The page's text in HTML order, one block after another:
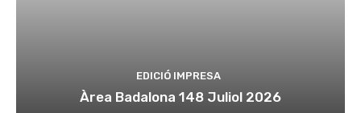
EDICIÓ IMPRESA
Àrea Badalona 148 Juliol 2026